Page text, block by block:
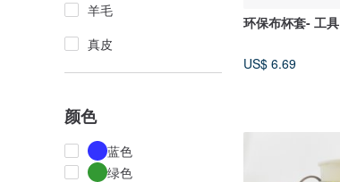
羊毛
真皮
颜色
蓝色
绿色
环保布杯套- 工具
US$ 6.69